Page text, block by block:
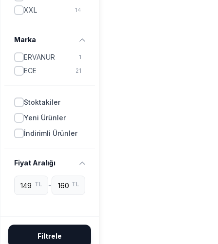
PETROL 1
SİYAH
SOMON
XXL 14
Marka
ERVANUR 1
ECE 21
Stoktakiler
Yeni Ürünler
İndirimli Ürünler
Fiyat Aralığı
TL - TL
Filtrele